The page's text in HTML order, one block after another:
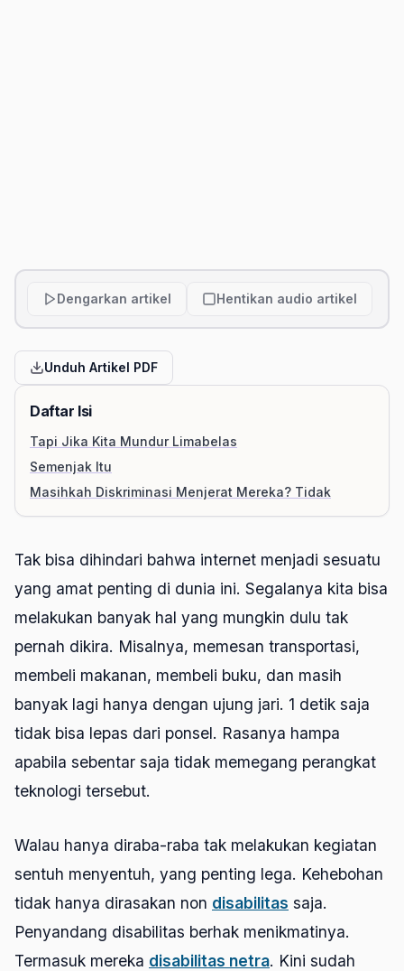
Dengarkan artikel Hentikan audio artikel
Unduh Artikel PDF
Daftar Isi
Tapi Jika Kita Mundur Limabelas
Semenjak Itu
Masihkah Diskriminasi Menjerat Mereka? Tidak
Tak bisa dihindari bahwa internet menjadi sesuatu
yang amat penting di dunia ini. Segalanya kita bisa
melakukan banyak hal yang mungkin dulu tak
pernah dikira. Misalnya, memesan transportasi,
membeli makanan, membeli buku, dan masih
banyak lagi hanya dengan ujung jari. 1 detik saja
tidak bisa lepas dari ponsel. Rasanya hampa
apabila sebentar saja tidak memegang perangkat
teknologi tersebut.
Walau hanya diraba-raba tak melakukan kegiatan
sentuh menyentuh, yang penting lega. Kehebohan
tidak hanya dirasakan non disabilitas saja.
Penyandang disabilitas berhak menikmatinya.
Termasuk mereka disabilitas netra. Kini sudah